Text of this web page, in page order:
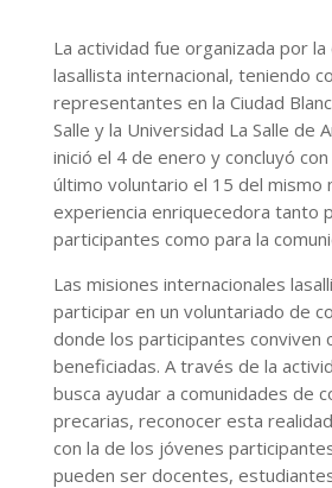
La actividad fue organizada por la
lasallista internacional, teniendo
representantes en la Ciudad
Salle y la Universidad La Salle de
inició el 4 de enero y concluyó
último voluntario el 15 del mismo
experiencia enriquecedora tanto
participantes como para la
Las misiones internacionales
participar en un voluntariado de
donde los participantes conviven
beneficiadas. A través de la
busca ayudar a comunidades de
precarias, reconocer esta
con la de los jóvenes
pueden ser docentes,